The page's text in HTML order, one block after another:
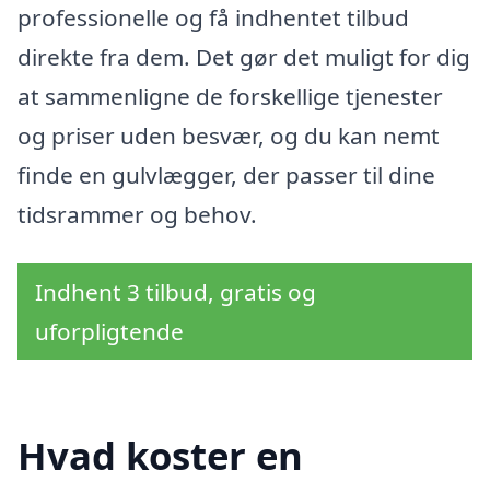
professionelle og få indhentet tilbud
direkte fra dem. Det gør det muligt for dig
at sammenligne de forskellige tjenester
og priser uden besvær, og du kan nemt
finde en gulvlægger, der passer til dine
tidsrammer og behov.
Indhent 3 tilbud, gratis og
uforpligtende
Hvad koster en